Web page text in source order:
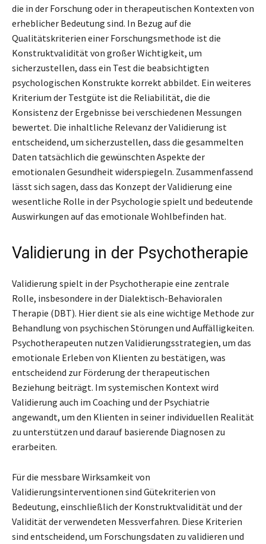
die in der Forschung oder in therapeutischen Kontexten von
erheblicher Bedeutung sind. In Bezug auf die
Qualitätskriterien einer Forschungsmethode ist die
Konstruktvalidität von großer Wichtigkeit, um
sicherzustellen, dass ein Test die beabsichtigten
psychologischen Konstrukte korrekt abbildet. Ein weiteres
Kriterium der Testgüte ist die Reliabilität, die die
Konsistenz der Ergebnisse bei verschiedenen Messungen
bewertet. Die inhaltliche Relevanz der Validierung ist
entscheidend, um sicherzustellen, dass die gesammelten
Daten tatsächlich die gewünschten Aspekte der
emotionalen Gesundheit widerspiegeln. Zusammenfassend
lässt sich sagen, dass das Konzept der Validierung eine
wesentliche Rolle in der Psychologie spielt und bedeutende
Auswirkungen auf das emotionale Wohlbefinden hat.
Validierung in der Psychotherapie
Validierung spielt in der Psychotherapie eine zentrale
Rolle, insbesondere in der Dialektisch-Behavioralen
Therapie (DBT). Hier dient sie als eine wichtige Methode zur
Behandlung von psychischen Störungen und Auffälligkeiten.
Psychotherapeuten nutzen Validierungsstrategien, um das
emotionale Erleben von Klienten zu bestätigen, was
entscheidend zur Förderung der therapeutischen
Beziehung beiträgt. Im systemischen Kontext wird
Validierung auch im Coaching und der Psychiatrie
angewandt, um den Klienten in seiner individuellen Realität
zu unterstützen und darauf basierende Diagnosen zu
erarbeiten.
Für die messbare Wirksamkeit von
Validierungsinterventionen sind Gütekriterien von
Bedeutung, einschließlich der Konstruktvalidität und der
Validität der verwendeten Messverfahren. Diese Kriterien
sind entscheidend, um Forschungsdaten zu validieren und